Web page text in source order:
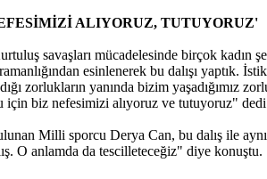
ALIYORUZ, TUTUYORUZ'
savaşları mücadelesinde birçok kadın
esinlenerek bu dalışı yaptık.
zorlukların yanında bizim yaşadığımız
biz nefesimizi alıyoruz ve tutuyoruz"
Milli sporcu Derya Can, bu dalış ile
O anlamda da tescilleteceğiz" diye konuştu.